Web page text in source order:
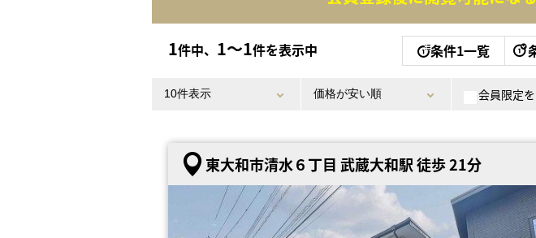
1件中、 1〜1件を表示中 条件1一覧
会員限定
東大和市清水６丁目 武蔵大和駅 徒歩 21分